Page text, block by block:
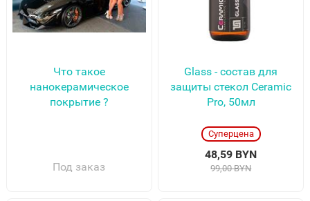
Что такое
нанокерамическое
покрытие ?
Под заказ
Glass - состав для
защиты стекол Ceramic
Pro, 50мл
Суперцена
48,59 BYN
99,00 BYN